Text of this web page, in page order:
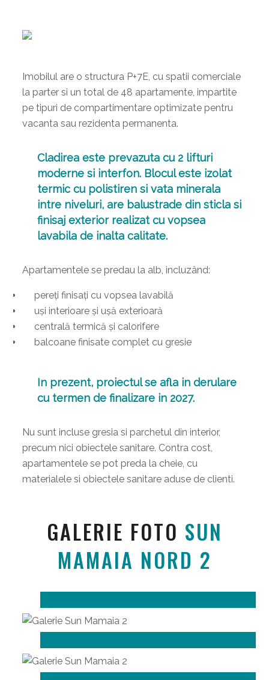
Imobilul are o structura P+7E, cu spatii comerciale
la parter si un total de 48 apartamente, impartite
pe tipuri de compartimentare optimizate pentru
vacanta sau rezidenta permanenta.
Cladirea este prevazuta cu 2 lifturi
moderne si interfon. Blocul este izolat
termic cu polistiren si vata minerala
intre niveluri, are balustrade din sticla si
finisaj exterior realizat cu vopsea
lavabila de inalta calitate.
Apartamentele se predau la alb, incluzând:
pereți finisați cu vopsea lavabilă
uși interioare și ușă exterioară
centrală termică și calorifere
balcoane finisate complet cu gresie
In prezent, proiectul se afla in derulare
cu termen de finalizare in 2027.
Nu sunt incluse gresia si parchetul din interior,
precum nici obiectele sanitare. Contra cost,
apartamentele se pot preda la cheie, cu
materialele si obiectele sanitare aduse de clienti.
GALERIE FOTO SUN
MAMAIA NORD 2